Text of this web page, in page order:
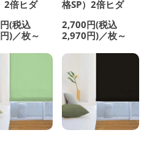
2倍ヒダ
(税込
)／枚～
格SP）2倍ヒダ
2,700円(税込
2,970円)／枚～